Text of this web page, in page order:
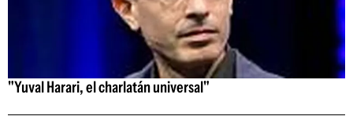
"Yuval Harari, el charlatán universal"